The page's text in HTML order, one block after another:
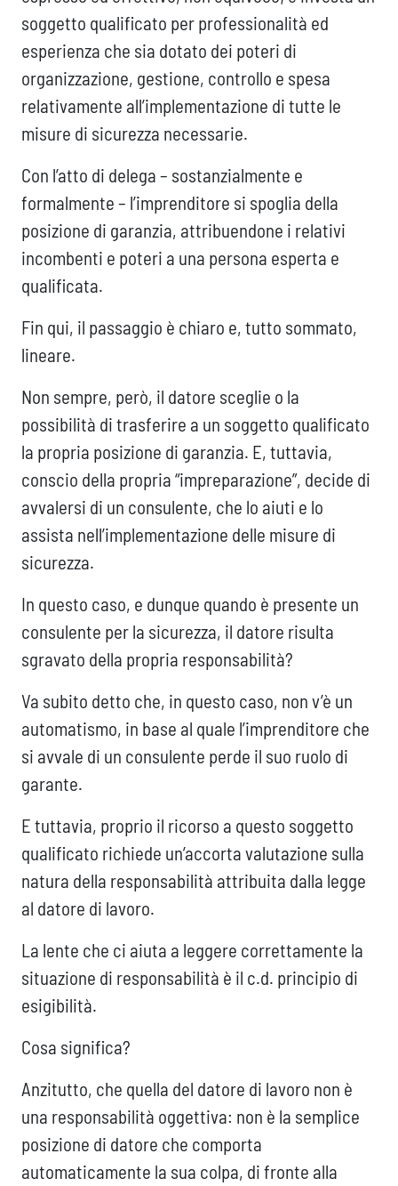
soggetto qualificato per professionalità ed
esperienza che sia dotato dei poteri di
organizzazione, gestione, controllo e spesa
relativamente all’implementazione di tutte le
misure di sicurezza necessarie.
Con l’atto di delega – sostanzialmente e
formalmente – l’imprenditore si spoglia della
posizione di garanzia, attribuendone i relativi
incombenti e poteri a una persona esperta e
qualificata.
Fin qui, il passaggio è chiaro e, tutto sommato,
lineare.
Non sempre, però, il datore sceglie o la
possibilità di trasferire a un soggetto qualificato
la propria posizione di garanzia. E, tuttavia,
conscio della propria “impreparazione”, decide di
avvalersi di un consulente, che lo aiuti e lo
assista nell’implementazione delle misure di
sicurezza.
In questo caso, e dunque quando è presente un
consulente per la sicurezza, il datore risulta
sgravato della propria responsabilità?
Va subito detto che, in questo caso, non v’è un
automatismo, in base al quale l’imprenditore che
si avvale di un consulente perde il suo ruolo di
garante.
E tuttavia, proprio il ricorso a questo soggetto
qualificato richiede un’accorta valutazione sulla
natura della responsabilità attribuita dalla legge
al datore di lavoro.
La lente che ci aiuta a leggere correttamente la
situazione di responsabilità è il c.d. principio di
esigibilità.
Cosa significa?
Anzitutto, che quella del datore di lavoro non è
una responsabilità oggettiva: non è la semplice
posizione di datore che comporta
automaticamente la sua colpa, di fronte alla